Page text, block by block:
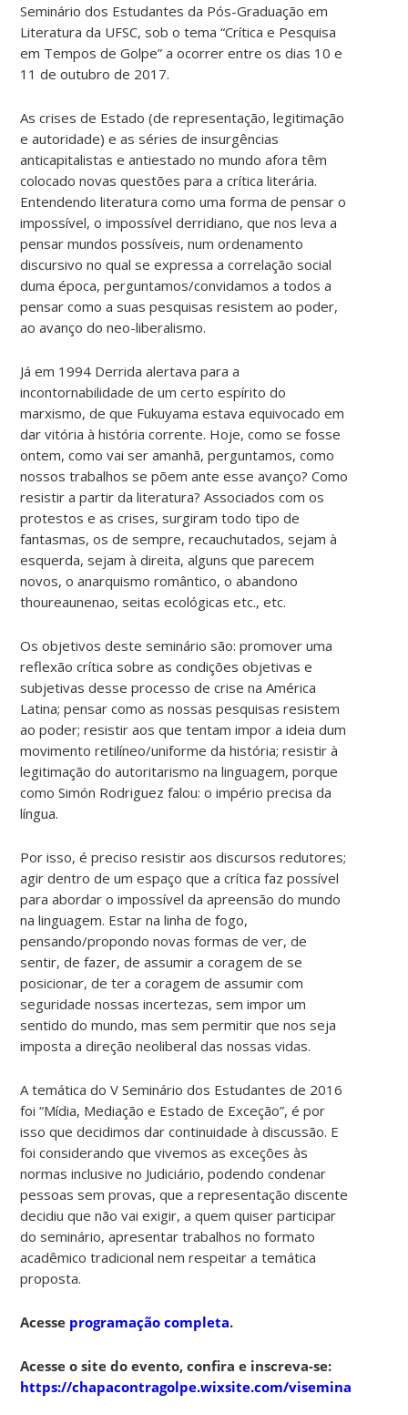
Seminário dos Estudantes da Pós-Graduação em
Literatura da UFSC, sob o tema “Crítica e Pesquisa
em Tempos de Golpe” a ocorrer entre os dias 10 e
11 de outubro de 2017.
As crises de Estado (de representação, legitimação
e autoridade) e as séries de insurgências
anticapitalistas e antiestado no mundo afora têm
colocado novas questões para a crítica literária.
Entendendo literatura como uma forma de pensar o
impossível, o impossível derridiano, que nos leva a
pensar mundos possíveis, num ordenamento
discursivo no qual se expressa a correlação social
duma época, perguntamos/convidamos a todos a
pensar como a suas pesquisas resistem ao poder,
ao avanço do neo-liberalismo.
Já em 1994 Derrida alertava para a
incontornabilidade de um certo espírito do
marxismo, de que Fukuyama estava equivocado em
dar vitória à história corrente. Hoje, como se fosse
ontem, como vai ser amanhã, perguntamos, como
nossos trabalhos se põem ante esse avanço? Como
resistir a partir da literatura? Associados com os
protestos e as crises, surgiram todo tipo de
fantasmas, os de sempre, recauchutados, sejam à
esquerda, sejam à direita, alguns que parecem
novos, o anarquismo romântico, o abandono
thoureaunenao, seitas ecológicas etc., etc.
Os objetivos deste seminário são: promover uma
reflexão crítica sobre as condições objetivas e
subjetivas desse processo de crise na América
Latina; pensar como as nossas pesquisas resistem
ao poder; resistir aos que tentam impor a ideia dum
movimento retilíneo/uniforme da história; resistir à
legitimação do autoritarismo na linguagem, porque
como Simón Rodriguez falou: o império precisa da
língua.
Por isso, é preciso resistir aos discursos redutores;
agir dentro de um espaço que a crítica faz possível
para abordar o impossível da apreensão do mundo
na linguagem. Estar na linha de fogo,
pensando/propondo novas formas de ver, de
sentir, de fazer, de assumir a coragem de se
posicionar, de ter a coragem de assumir com
seguridade nossas incertezas, sem impor um
sentido do mundo, mas sem permitir que nos seja
imposta a direção neoliberal das nossas vidas.
A temática do V Seminário dos Estudantes de 2016
foi “Mídia, Mediação e Estado de Exceção”, é por
isso que decidimos dar continuidade à discussão. E
foi considerando que vivemos as exceções às
normas inclusive no Judiciário, podendo condenar
pessoas sem provas, que a representação discente
decidiu que não vai exigir, a quem quiser participar
do seminário, apresentar trabalhos no formato
acadêmico tradicional nem respeitar a temática
proposta.
Acesse programação completa.
Acesse o site do evento, confira e inscreva-se:
https://chapacontragolpe.wixsite.com/